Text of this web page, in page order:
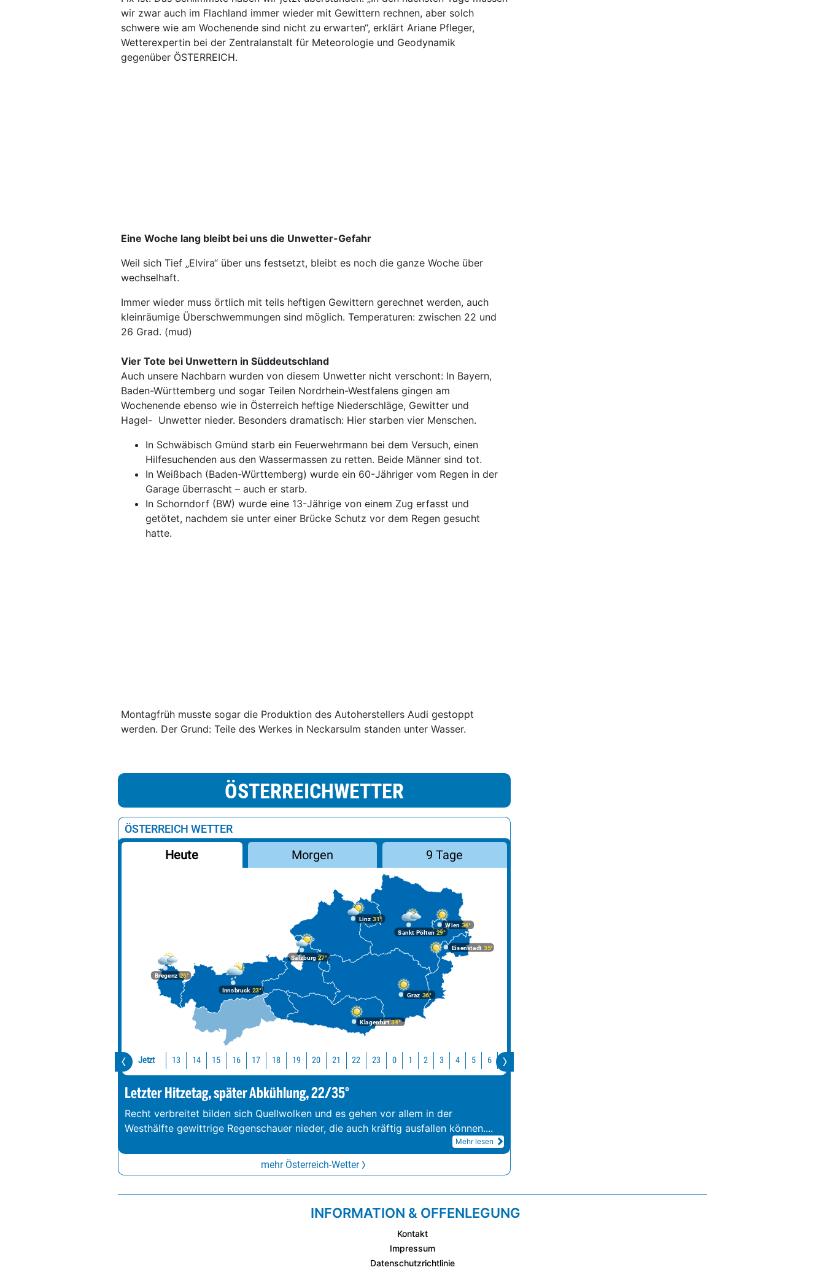
wir zwar auch im Flachland immer wieder mit Gewittern rechnen, aber solch
schwere wie am Wochenende sind nicht zu erwarten“, erklärt Ariane Pfleger,
Wetterexpertin bei der Zentralanstalt für Meteorologie und Geodynamik
gegenüber ÖSTERREICH.
Eine Woche lang bleibt bei uns die Unwetter-Gefahr
Weil sich Tief „Elvira“ über uns festsetzt, bleibt es noch die ganze Woche über
wechselhaft.
Immer wieder muss örtlich mit teils heftigen Gewittern gerechnet werden, auch
kleinräumige Überschwemmungen sind möglich. Temperaturen: zwischen 22 und
26 Grad. (mud)
Vier Tote bei Unwettern in Süddeutschland
Auch unsere Nachbarn wurden von diesem Unwetter nicht verschont: In Bayern,
Baden-Württemberg und sogar Teilen Nordrhein-Westfalens gingen am
Wochenende ebenso wie in Österreich heftige Niederschläge, Gewitter und
Hagel- Unwetter nieder. Besonders dramatisch: Hier starben vier Menschen.
In Schwäbisch Gmünd starb ein Feuerwehrmann bei dem Versuch, einen
Hilfesuchenden aus den Wassermassen zu retten. Beide Männer sind tot.
In Weißbach (Baden-Württemberg) wurde ein 60-Jähriger vom Regen in der
Garage überrascht – auch er starb.
In Schorndorf (BW) wurde eine 13-Jährige von einem Zug erfasst und
getötet, nachdem sie unter einer Brücke Schutz vor dem Regen gesucht
hatte.
Montagfrüh musste sogar die Produktion des Autoherstellers Audi gestoppt
werden. Der Grund: Teile des Werkes in Neckarsulm standen unter Wasser.
ÖSTERREICHWETTER
ÖSTERREICH WETTER
Heute Morgen 9 Tage
Bregenz26°
Graz 36°
Innsbruck23°
Klagenfurt34°
Linz 31°
Salzburg27°
Wien 34°
Eisenstadt 35°
Sankt Pölten 29°
Jetzt 13 14 15 16 17 18 19 20 21 22 23 0 1 2 3 4 5 6 7
Letzter Hitzetag, später Abkühlung, 22/35°
Recht verbreitet bilden sich Quellwolken und es gehen vor allem in der
Westhälfte gewittrige Regenschauer nieder, die auch kräftig ausfallen können....
Mehr lesen
mehr Österreich-Wetter
INFORMATION & OFFENLEGUNG
Kontakt
Impressum
Datenschutzrichtlinie